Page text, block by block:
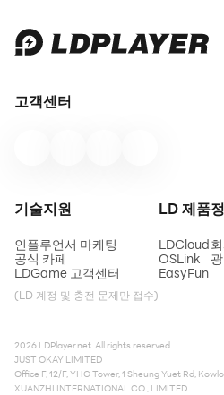
고객센터
기술지원
인플루언서 마케팅
공식 카페
LDGame 고객센터
(LD 계정 및 충전 문제만 접수)
LD 제품
LDCloud
OSLink
EasyFun
2026 LDPlayer.net. All rights reserved.
JUST OKAY LIMITED
Office F, 12/F, YHC Tower, 1 Sheung Yuet Rd,
XUANZHI INTERNATIONAL CO., LIMITED